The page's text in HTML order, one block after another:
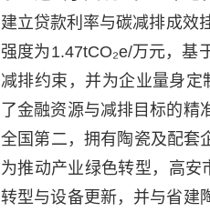
建立贷款利率与碳减排成效
强度为1.47tCO₂e/万元，基
减排约束，并为企业量身
了金融资源与减排目标的
全国第二，拥有陶瓷及配套
为推动产业绿色转型，高
转型与设备更新，并与省建